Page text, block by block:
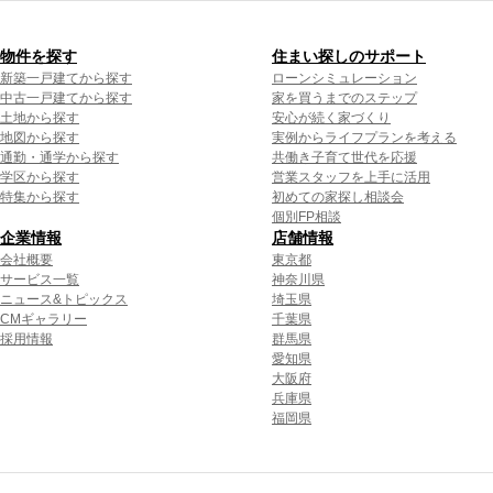
物件を探す
新築一戸建てから探す
中古一戸建てから探す
土地から探す
地図から探す
通勤・通学から探す
学区から探す
特集から探す
住まい探しのサポート
ローンシミュレーション
家を買うまでのステップ
安心が続く家づくり
実例からライフプランを考える
共働き子育て世代を応援
営業スタッフを上手に活用
初めての家探し相談会
個別FP相談
企業情報
会社概要
サービス一覧
ニュース&トピックス
CMギャラリー
採用情報
店舗情報
東京都
神奈川県
埼玉県
千葉県
群馬県
愛知県
大阪府
兵庫県
福岡県